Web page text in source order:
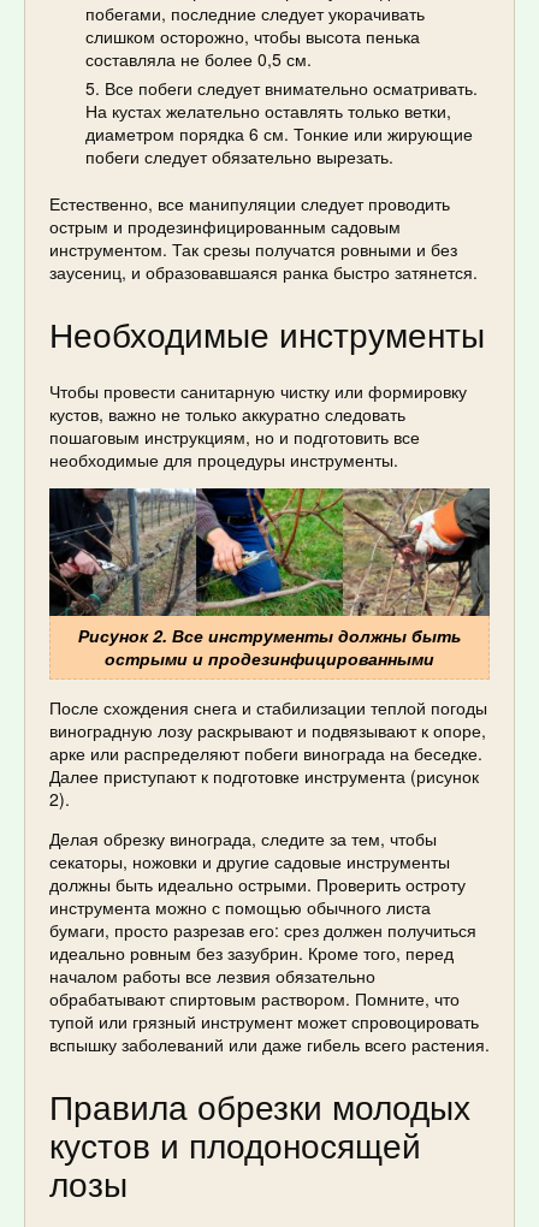
побегами, последние следует укорачивать
слишком осторожно, чтобы высота пенька
составляла не более 0,5 см.
Все побеги следует внимательно осматривать.
На кустах желательно оставлять только ветки,
диаметром порядка 6 см. Тонкие или жирующие
побеги следует обязательно вырезать.
Естественно, все манипуляции следует проводить
острым и продезинфицированным садовым
инструментом. Так срезы получатся ровными и без
заусениц, и образовавшаяся ранка быстро затянется.
Необходимые инструменты
Чтобы провести санитарную чистку или формировку
кустов, важно не только аккуратно следовать
пошаговым инструкциям, но и подготовить все
необходимые для процедуры инструменты.
Рисунок 2. Все инструменты должны быть
острыми и продезинфицированными
После схождения снега и стабилизации теплой погоды
виноградную лозу раскрывают и подвязывают к опоре,
арке или распределяют побеги винограда на беседке.
Далее приступают к подготовке инструмента (рисунок
2).
Делая обрезку винограда, следите за тем, чтобы
секаторы, ножовки и другие садовые инструменты
должны быть идеально острыми. Проверить остроту
инструмента можно с помощью обычного листа
бумаги, просто разрезав его: срез должен получиться
идеально ровным без зазубрин. Кроме того, перед
началом работы все лезвия обязательно
обрабатывают спиртовым раствором. Помните, что
тупой или грязный инструмент может спровоцировать
вспышку заболеваний или даже гибель всего растения.
Правила обрезки молодых
кустов и плодоносящей
лозы